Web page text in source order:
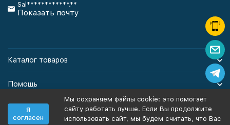
Sal************.**
Показать почту
Каталог товаров
Помощь
Информация
Я
согласен
Мы сохраняем файлы cookie: это помогает
сайту работать лучше. Если Вы продолжите
использовать сайт, мы будем считать, что Вас